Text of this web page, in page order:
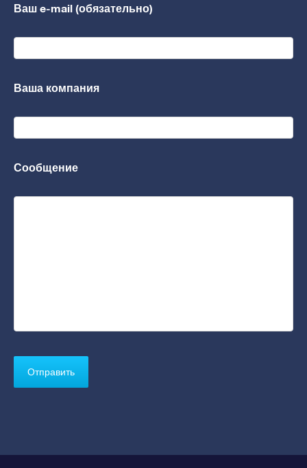
Ваш e-mail (обязательно)
Ваша компания
Сообщение